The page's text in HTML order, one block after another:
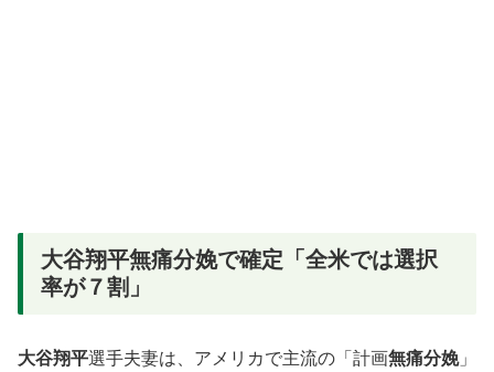
大谷翔平無痛分娩で確定「全米では選択
率が７割」
大谷翔平選手夫妻は、アメリカで主流の「計画無痛分娩」